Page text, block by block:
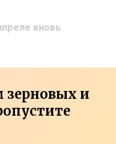
вновь
зерновых и